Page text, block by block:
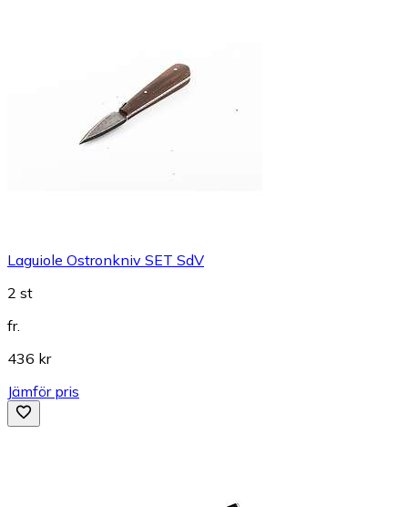
Laguiole Ostronkniv SET SdV
2 st
fr.
436 kr
Jämför pris